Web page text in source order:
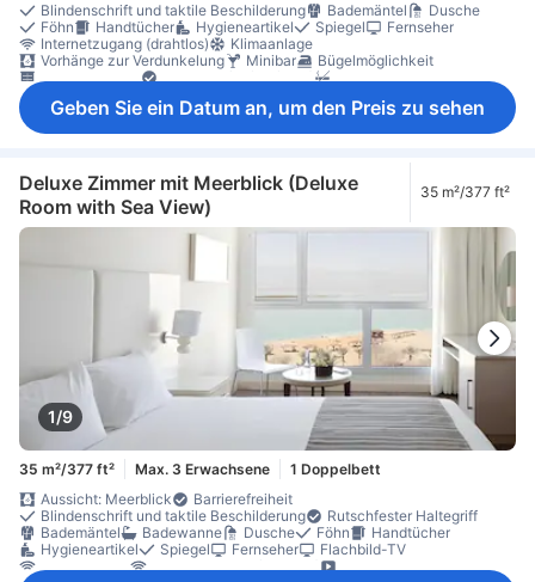
Blindenschrift und taktile Beschilderung
Bademäntel
Dusche
Föhn
Handtücher Hygieneartikel Spiegel
Fernseher
Internetzugang (drahtlos)
Klimaanlage
Vorhänge zur Verdunkelung
Minibar
Bügelmöglichkeit
Kleiderschrank
Babybett (auf Anfrage)
Nichtraucher
Geben Sie ein Datum an, um den Preis zu sehen
Deluxe Zimmer mit Meerblick (Deluxe
Room with Sea View)
35 m²/377 ft²
1/9
35 m²/377 ft² Max. 3 Erwachsene
1 Doppelbett
Aussicht: Meerblick
Barrierefreiheit
Blindenschrift und taktile Beschilderung
Rutschfester Haltegriff
Bademäntel
Badewanne Dusche Föhn
Handtücher
Hygieneartikel
Spiegel Fernseher
Flachbild-TV
Gratis-WLAN
Internetzugang (drahtlos)
On-Demand-Filme